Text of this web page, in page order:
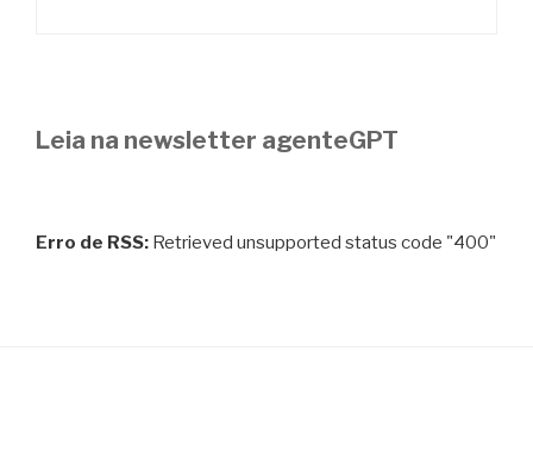
Leia na newsletter agenteGPT
Erro de RSS: Retrieved unsupported status code "400"